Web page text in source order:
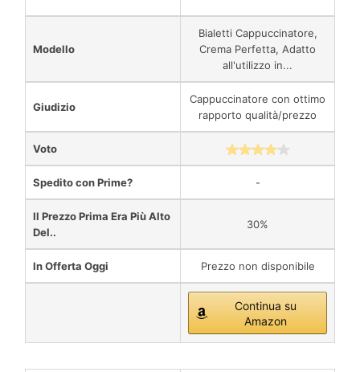
Modello
Bialetti Cappuccinatore,
Crema Perfetta, Adatto
all'utilizzo in...
Giudizio
Cappuccinatore con ottimo
rapporto qualità/prezzo
Voto
Spedito con Prime? -
Il Prezzo Prima Era Più Alto
Del..
30%
In Offerta Oggi Prezzo non disponibile
Continua su
Amazon